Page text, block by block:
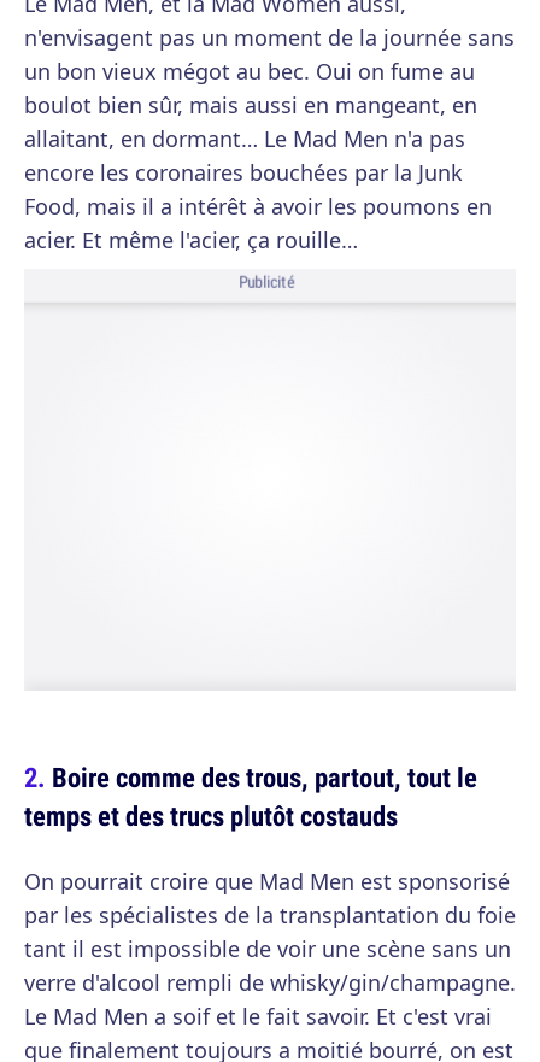
n'envisagent pas un moment de la journée sans
un bon vieux mégot au bec. Oui on fume au
boulot bien sûr, mais aussi en mangeant, en
allaitant, en dormant… Le Mad Men n'a pas
encore les coronaires bouchées par la Junk
Food, mais il a intérêt à avoir les poumons en
acier. Et même l'acier, ça rouille…
Publicité
Boire comme des trous, partout, tout le
temps et des trucs plutôt costauds
On pourrait croire que Mad Men est sponsorisé
par les spécialistes de la transplantation du foie
tant il est impossible de voir une scène sans un
verre d'alcool rempli de whisky/gin/champagne.
Le Mad Men a soif et le fait savoir. Et c'est vrai
que finalement toujours a moitié bourré, on est